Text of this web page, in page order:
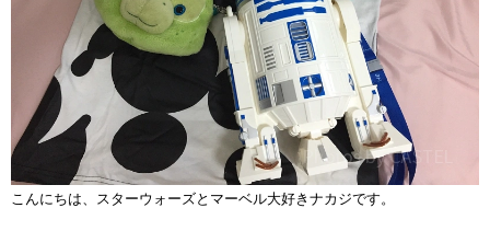
こんにちは、スターウォーズとマーベル大好きナカジです。